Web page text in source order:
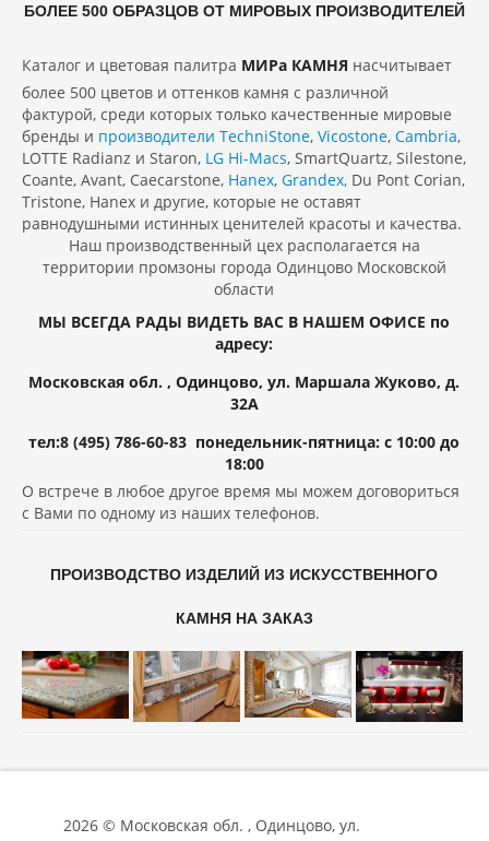
БОЛЕЕ 500 ОБРАЗЦОВ ОТ МИРОВЫХ ПРОИЗВОДИТЕЛЕЙ
Каталог и цветовая палитра МИРа КАМНЯ насчитывает
более 500 цветов и оттенков камня с различной
фактурой, среди которых только качественные мировые
бренды и производителиTechniStone,Vicostone,Cambria,
LOTTE Radianz и Staron, LG Hi-Macs, SmartQuartz, Silestone,
Coante, Avant, Caecarstone, Hanex,Grandex, Du Pont Corian,
Tristone, Hanex и другие, которые не оставят
равнодушными истинных ценителей красоты и качества.
Наш производственный цех располагается на
территории промзоны города Одинцово Московской
области
МЫ ВСЕГДА РАДЫ ВИДЕТЬ ВАС В НАШЕМ ОФИСЕ по
адресу:
Московская обл. , Одинцово, ул. Маршала Жуково, д.
32А
тел:8 (495) 786-60-83 понедельник-пятница: с 10:00 до
18:00
О встрече в любое другое время мы можем договориться
с Вами по одному из наших телефонов.
ПРОИЗВОДСТВО ИЗДЕЛИЙ ИЗ ИСКУССТВЕННОГО
КАМНЯ НА ЗАКАЗ
2026 © Московская обл. , Одинцово, ул.